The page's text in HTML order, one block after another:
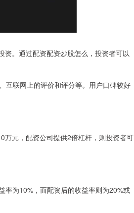
资。通过配资配资炒股怎么，投资者可以
互联网上的评价和评分等。用户口碑较好
万元，配资公司提供2倍杠杆，则投资者可
率为10%，而配资后的收益率则为20%或